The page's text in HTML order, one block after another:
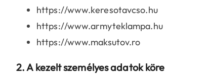
https://www.keresotavcso.hu
https://www.armyteklampa.hu
https://www.maksutov.ro
2. A kezelt személyes adatok köre